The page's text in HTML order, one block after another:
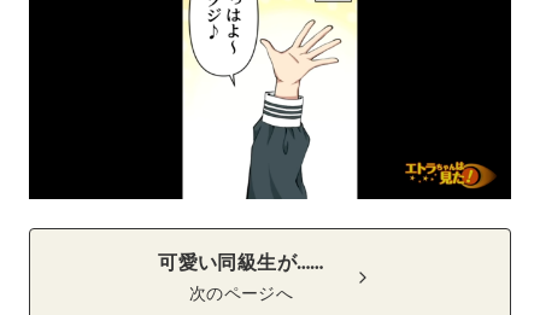
可愛い同級生が……
次のページへ